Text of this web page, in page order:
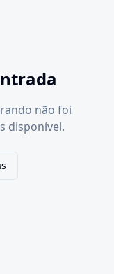
não foi
disponível.